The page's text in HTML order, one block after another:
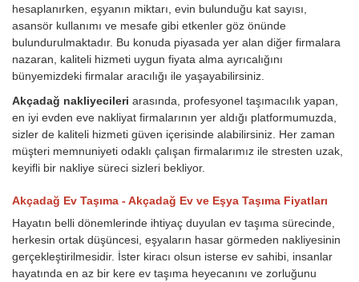
hesaplanırken, eşyanın miktarı, evin bulunduğu kat sayısı,
asansör kullanımı ve mesafe gibi etkenler göz önünde
bulundurulmaktadır. Bu konuda piyasada yer alan diğer firmalara
nazaran, kaliteli hizmeti uygun fiyata alma ayrıcalığını
bünyemizdeki firmalar aracılığı ile yaşayabilirsiniz.
Akçadağ nakliyecileri arasında, profesyonel taşımacılık yapan,
en iyi evden eve nakliyat firmalarının yer aldığı platformumuzda,
sizler de kaliteli hizmeti güven içerisinde alabilirsiniz. Her zaman
müşteri memnuniyeti odaklı çalışan firmalarımız ile stresten uzak,
keyifli bir nakliye süreci sizleri bekliyor.
Akçadağ Ev Taşıma - Akçadağ Ev ve Eşya Taşıma Fiyatları
Hayatın belli dönemlerinde ihtiyaç duyulan ev taşıma sürecinde,
herkesin ortak düşüncesi, eşyaların hasar görmeden nakliyesinin
gerçekleştirilmesidir. İster kiracı olsun isterse ev sahibi, insanlar
hayatında en az bir kere ev taşıma heyecanını ve zorluğunu